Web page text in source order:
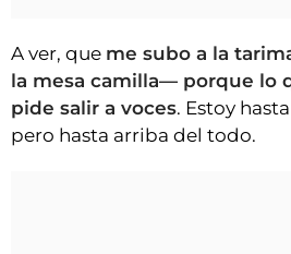
CLUB DEL AMIGO
INICIAR
A ver, que me subo a la
la mesa camilla— porque lo
pide salir a voces. Estoy
pero hasta arriba del todo.